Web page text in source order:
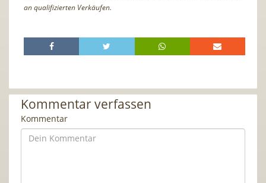
an qualifizierten Verkäufen.
Kommentar verfassen
Kommentar